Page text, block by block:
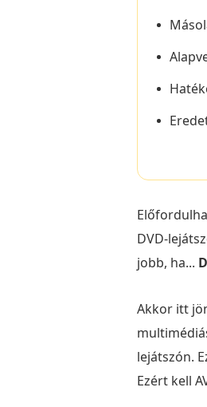
DVD-
jobb, ha...
Akkor itt
lejátszón.
Ezért kell